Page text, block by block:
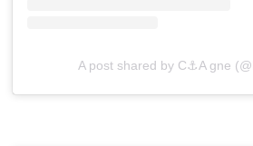
A post shared by C⚓️A gne